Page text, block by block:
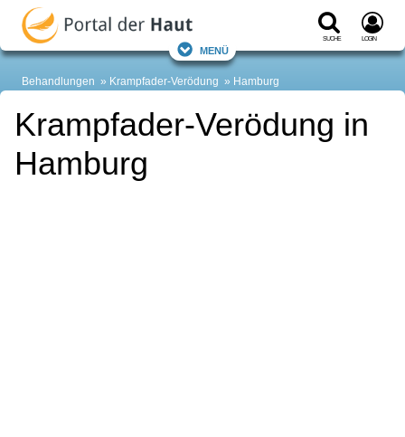
Suche Login
Menü
Behandlungen Krampfader-Verödung Hamburg
Krampfader-Verödung in
Hamburg